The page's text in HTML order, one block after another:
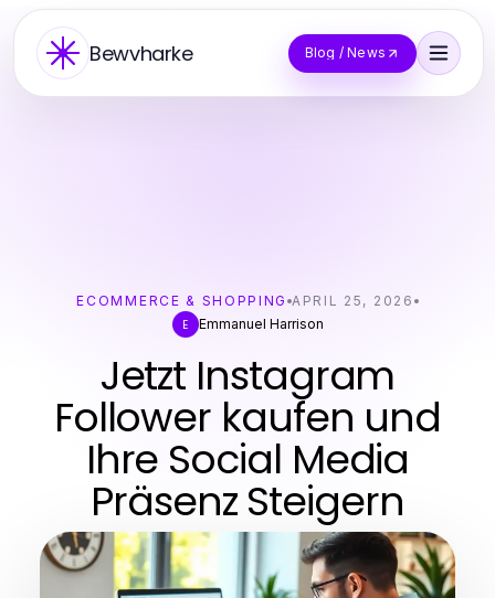
Bewvharke Blog / News
ECOMMERCE & SHOPPING APRIL 25, 2026
E
Emmanuel Harrison
Jetzt Instagram
Follower kaufen und
Ihre Social Media
Präsenz Steigern